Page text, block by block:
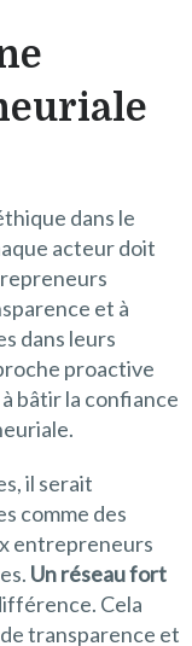
dans le
acteur doit
et à
dans leurs
proactive
bâtir la confiance
il serait
comme des
entrepreneurs
Un réseau fort
Cela
transparence et